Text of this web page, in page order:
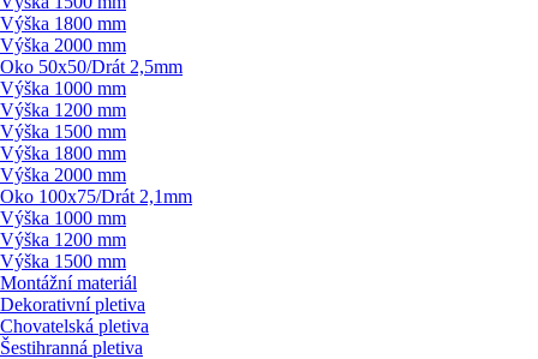
Výška 1800 mm
Výška 2000 mm
Oko 50x50/Drát 2,5mm
Výška 1000 mm
Výška 1200 mm
Výška 1500 mm
Výška 1800 mm
Výška 2000 mm
Oko 100x75/Drát 2,1mm
Výška 1000 mm
Výška 1200 mm
Výška 1500 mm
Montážní materiál
Dekorativní pletiva
Chovatelská pletiva
Šestihranná pletiva